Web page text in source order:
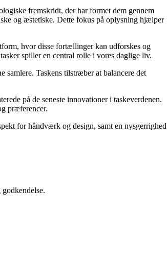
fremskridt, der har formet dem gennem
og æstetiske. Dette fokus på oplysning hjælper
hvor disse fortællinger kan udforskes og
spiller en central rolle i vores daglige liv.
Taskens tilstræber at balancere det
på de seneste innovationer i taskeverdenen.
præferencer.
for håndværk og design, samt en nysgerrighed